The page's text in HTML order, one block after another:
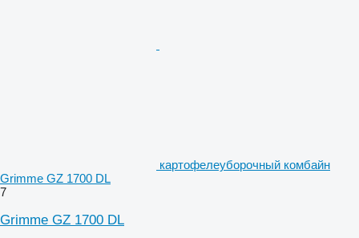
картофелеуборочный комбайн
Grimme GZ 1700 DL
7
Grimme GZ 1700 DL